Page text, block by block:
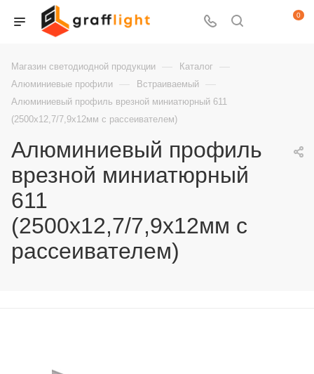
0
Магазин светодиодной продукции — Каталог —
Алюминиевые профили — Встраиваемый —
Алюминиевый профиль врезной миниатюрный 611
(2500х12,7/7,9х12мм с рассеивателем)
Алюминиевый профиль
врезной миниатюрный
611
(2500х12,7/7,9х12мм с
рассеивателем)